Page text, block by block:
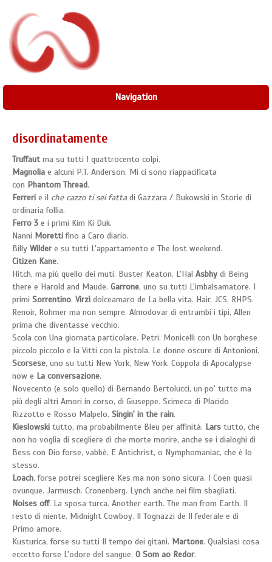
Navigation
disordinatamente
Truffautma su tutti I quattrocento colpi.
Magnolia e alcuni P.T. Anderson. Mi ci sono riappacificata
con Phantom Thread.
Ferreri e il che cazzo ti sei fattadi Gazzara / Bukowski in Storie di
ordinaria follia.
Ferro 3 e i primi Kim Ki Duk.
Nanni Morettifino a Caro diario.
Billy Wildere su tutti L'appartamento e The lost weekend.
Citizen Kane.
Hitch, ma più quello dei muti. Buster Keaton. L'Hal Asbhy di Being
there e Harold and Maude. Garrone, uno su tutti L'imbalsamatore. I
primi Sorrentino. Virzì dolceamaro de La bella vita. Hair, JCS, RHPS.
Renoir, Rohmer ma non sempre. Almodovar di entrambi i tipi, Allen
prima che diventasse vecchio.
Scola con Una giornata particolare. Petri. Monicelli con Un borghese
piccolo piccolo e la Vitti con la pistola. Le donne oscure di Antonioni.
Scorsese, uno su tutti New York, New York. Coppola di Apocalypse
now e La conversazione.
Novecento (e solo quello) di Bernando Bertolucci, un po' tutto ma
più degli altri Amori in corso, di Giuseppe. Scimeca di Placido
Rizzotto e Rosso Malpelo. Singin' in the rain.
Kieslowski tutto, ma probabilmente Bleu per affinità. Lars tutto, che
non ho voglia di scegliere di che morte morire, anche se i dialoghi di
Bess con Dio forse, vabbè. E Antichrist, o Nymphomaniac, che è lo
stesso.
Loach, forse potrei scegliere Kes ma non sono sicura. I Coen quasi
ovunque. Jarmusch. Cronenberg. Lynch anche nei film sbagliati.
Noises off. La sposa turca. Another earth. The man from Earth. Il
resto di niente. Midnight Cowboy. Il Tognazzi de Il federale e di
Primo amore.
Kusturica, forse su tutti Il tempo dei gitani. Martone. Qualsiasi cosa
eccetto forse L'odore del sangue. O Som ao Redor.